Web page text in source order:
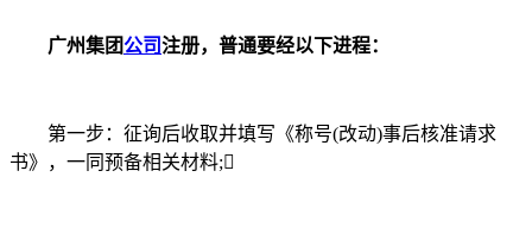
广州集团公司注册，普通要经以下进程：
第一步：征询后收取并填写《称号(改动)事后核准请求
书》，一同预备相关材料;